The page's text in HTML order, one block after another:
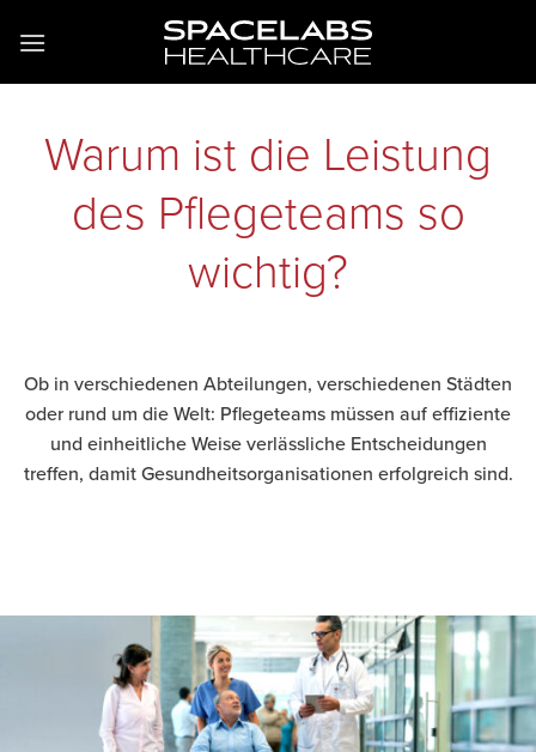
Inhalt
Warum ist die Leistung
des Pflegeteams so
wichtig?
Ob in verschiedenen Abteilungen, verschiedenen Städten
oder rund um die Welt: Pflegeteams müssen auf effiziente
und einheitliche Weise verlässliche Entscheidungen
treffen, damit Gesundheitsorganisationen erfolgreich sind.